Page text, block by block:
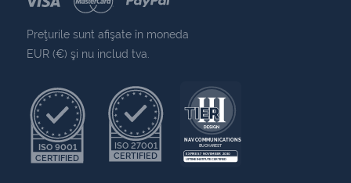
Preţurile sunt afişate în moneda
EUR (€) şi nu includ tva.
ISO 9001
CERTIFIED
ISO 27001
CERTIFIED
NAV COMMUNICATIONS
BUCHAREST
EXPIRES 7 NOVEMBER 2030
UPTIME INSTITUTE CERTIFIED